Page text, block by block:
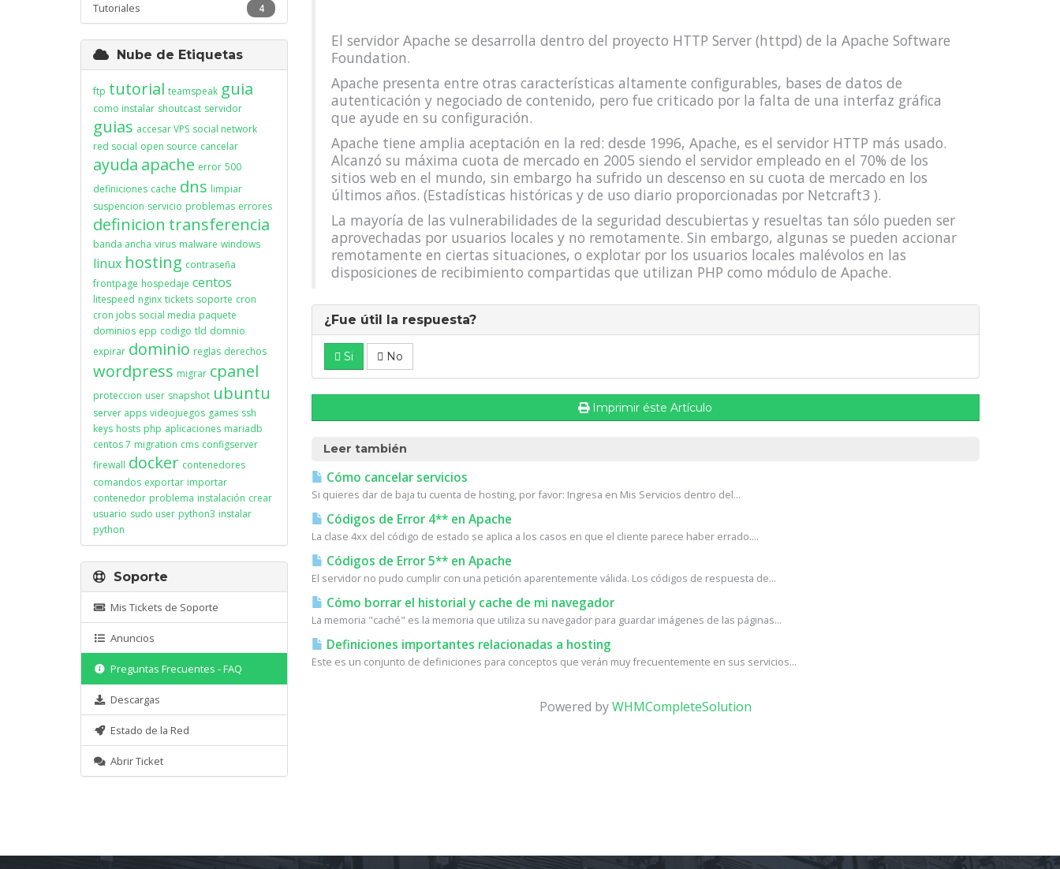
4
Tutoriales
El servidor Apache se desarrolla dentro del proyecto HTTP Server (httpd) de la Apache Software
Foundation.
Apache presenta entre otras características altamente configurables, bases de datos de
autenticación y negociado de contenido, pero fue criticado por la falta de una interfaz gráfica
que ayude en su configuración.
Apache tiene amplia aceptación en la red: desde 1996, Apache, es el servidor HTTP más usado.
Alcanzó su máxima cuota de mercado en 2005 siendo el servidor empleado en el 70% de los
sitios web en el mundo, sin embargo ha sufrido un descenso en su cuota de mercado en los
últimos años. (Estadísticas históricas y de uso diario proporcionadas por Netcraft3 ).
La mayoría de las vulnerabilidades de la seguridad descubiertas y resueltas tan sólo pueden ser
aprovechadas por usuarios locales y no remotamente. Sin embargo, algunas se pueden accionar
remotamente en ciertas situaciones, o explotar por los usuarios locales malévolos en las
disposiciones de recibimiento compartidas que utilizan PHP como módulo de Apache.
¿Fue útil la respuesta?
Si No
Imprimir éste Artículo
Leer también
Cómo cancelar servicios
Si quieres dar de baja tu cuenta de hosting, por favor: Ingresa en Mis Servicios dentro del...
Códigos de Error 4** en Apache
La clase 4xx del código de estado se aplica a los casos en que el cliente parece haber errado....
Códigos de Error 5** en Apache
El servidor no pudo cumplir con una petición aparentemente válida. Los códigos de respuesta de...
Cómo borrar el historial y cache de mi navegador
La memoria "caché" es la memoria que utiliza su navegador para guardar imágenes de las páginas...
Definiciones importantes relacionadas a hosting
Este es un conjunto de definiciones para conceptos que verán muy frecuentemente en sus servicios...
Powered byWHMCompleteSolution
Nube de Etiquetas
ftp tutorial teamspeak guia
como instalar shoutcast servidor
guias accesar VPS social network
red social open source cancelar
ayuda apache error 500
definiciones cache dns limpiar
suspencion servicio problemas errores
definicion transferencia
banda ancha virus malware windows
linux hosting contraseña
frontpage hospedaje centos
litespeed nginx tickets soporte cron
cron jobs social media paquete
dominios epp codigo tld domnio
expirar dominio reglas derechos
wordpress migrar cpanel
proteccion user snapshot ubuntu
server apps videojuegos games ssh
keys hosts php aplicaciones mariadb
centos 7 migration cms configserver
firewall docker contenedores
comandos exportar importar
contenedor problema instalación crear
usuario sudo user python3 instalar
python
Soporte
Mis Tickets de Soporte
Anuncios
Preguntas Frecuentes - FAQ
Descargas
Estado de la Red
Abrir Ticket